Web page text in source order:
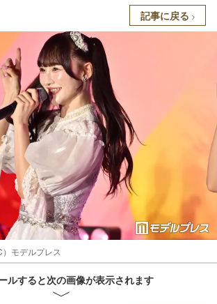
記事に戻る
モデルプレス
ルすると次の画像が表示されます